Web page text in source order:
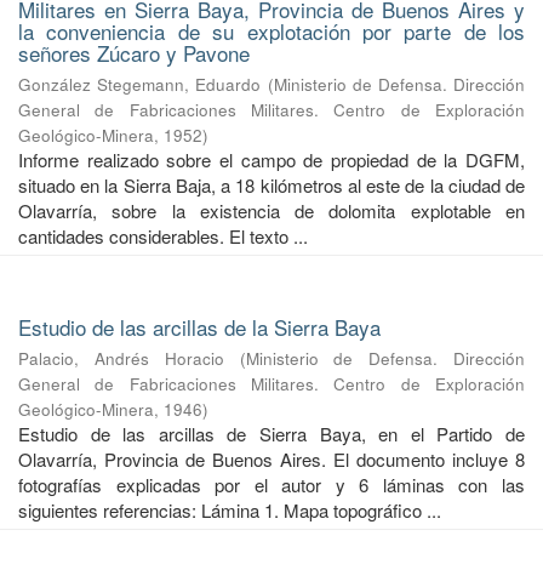
Militares en Sierra Baya, Provincia de Buenos Aires y
la conveniencia de su explotación por parte de los
señores Zúcaro y Pavone
González Stegemann, Eduardo (Ministerio de Defensa. Dirección
General de Fabricaciones Militares. Centro de Exploración
Geológico-Minera, 1952)
Informe realizado sobre el campo de propiedad de la DGFM,
situado en la Sierra Baja, a 18 kilómetros al este de la ciudad de
Olavarría, sobre la existencia de dolomita explotable en
cantidades considerables. El texto ...
Estudio de las arcillas de la Sierra Baya
Palacio, Andrés Horacio (Ministerio de Defensa. Dirección
General de Fabricaciones Militares. Centro de Exploración
Geológico-Minera, 1946)
Estudio de las arcillas de Sierra Baya, en el Partido de
Olavarría, Provincia de Buenos Aires. El documento incluye 8
fotografías explicadas por el autor y 6 láminas con las
siguientes referencias: Lámina 1. Mapa topográfico ...